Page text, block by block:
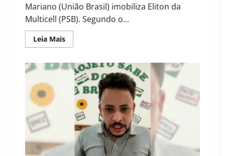
Mariano (União Brasil) imobiliza Eliton da
Multicell (PSB). Segundo o...
Leia MaisRead
more
Vídeo
mostra
prefeito
Correntina
agredindo
vereador
em
loja;
gestor
ainda
invadiu
delegacia